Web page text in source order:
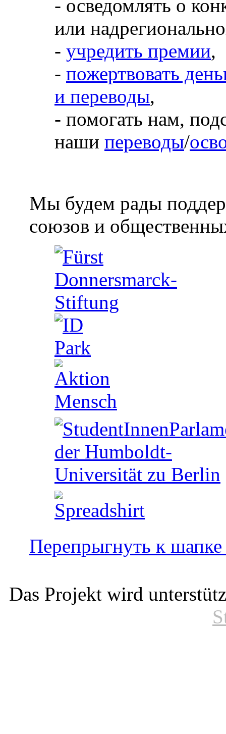
- осведомлять о
или
- учредить премии,
- пожертвовать
и переводы,
- помогать нам,
наши переводы/
Мы будем рады
союзов и
Перепрыгнуть к
Das Projekt wird